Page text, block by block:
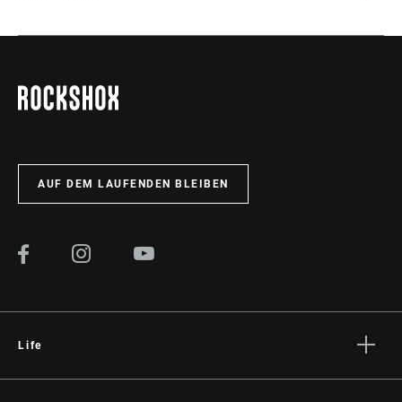
Einrichtung, Verwendung und Wartung der Komponenten
BESUCHEN SIE DIE PRODUKTSERVICE-SEITE
AUF DEM LAUFENDEN BLEIBEN
Life